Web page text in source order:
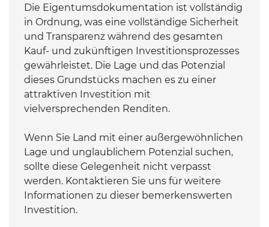
Die Eigentumsdokumentation ist vollständig
in Ordnung, was eine vollständige Sicherheit
und Transparenz während des gesamten
Kauf- und zukünftigen Investitionsprozesses
gewährleistet. Die Lage und das Potenzial
dieses Grundstücks machen es zu einer
attraktiven Investition mit
vielversprechenden Renditen.
Wenn Sie Land mit einer außergewöhnlichen
Lage und unglaublichem Potenzial suchen,
sollte diese Gelegenheit nicht verpasst
werden. Kontaktieren Sie uns für weitere
Informationen zu dieser bemerkenswerten
Investition.